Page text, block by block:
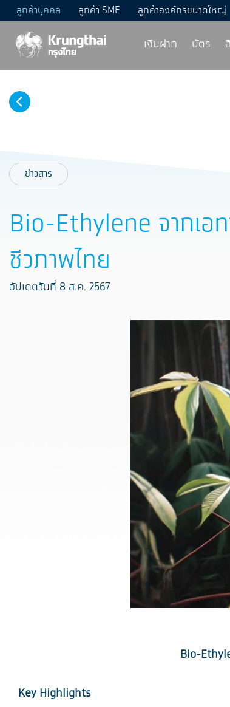
ลูกค้าบุคคล ลูกค้า SME ลูกค้าองค์กรขนาดใหญ่
เงินฝาก บัตร
ข่าวสาร
Bio-Ethylene จากเอ
ชีวภาพไทย
อัปเดตวันที่ 8 ส.ค. 2567
Bio-
Key Highlights